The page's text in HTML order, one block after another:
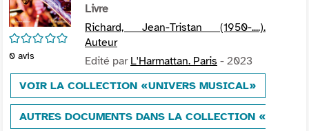
/5
0 avis
Livre
Richard, Jean-Tristan (1950-....).
Auteur
Edité par L'Harmattan. Paris - 2023
VOIR LA COLLECTION «UNIVERS MUSICAL»
AUTRES DOCUMENTS DANS LA COLLECTION